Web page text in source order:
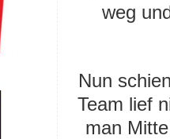
weg
Nun
Team lief
man